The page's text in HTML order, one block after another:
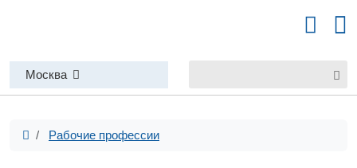
Москва
Рабочие профессии